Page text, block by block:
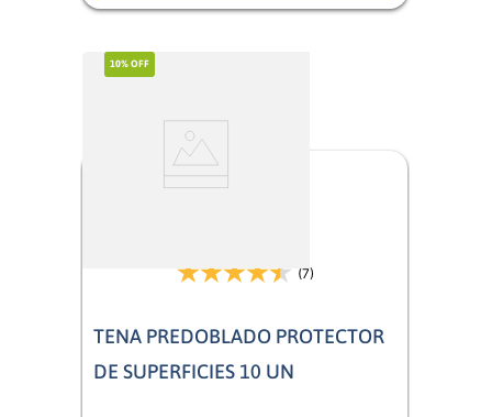
10% OFF
(7)
TENA PREDOBLADO PROTECTOR
DE SUPERFICIES 10 UN